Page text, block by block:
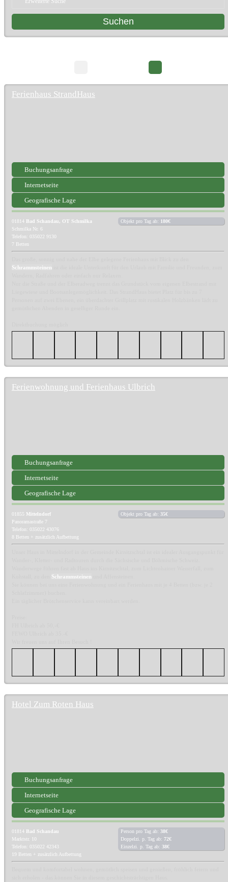
Ferienhaus StrandHaus
Buchungsanfrage
Internetseite
Geografische Lage
01814 Bad Schandau, OT Schmilka
Schmilka Nr. 6
Telefon: 035022 9130
7 Betten
Objekt pro Tag ab: 180€
Schrammsteinen
Ferienwohnung und Ferienhaus Ulbrich
Buchungsanfrage
Internetseite
Geografische Lage
01855 Mittelndorf
Panoramastraße 7
Telefon: 035022 43076
8 Betten + zusätzlich Aufbettung
Objekt pro Tag ab: 35€
Schrammsteinen
Hotel Zum Roten Haus
Buchungsanfrage
Internetseite
Geografische Lage
01814 Bad Schandau
Marktstr. 10
Telefon: 035022 42343
19 Betten + zusätzlich Aufbettung
Person pro Tag ab: 38€
Doppelzi. p. Tag ab: 72€
Einzelzi. p. Tag ab: 38€